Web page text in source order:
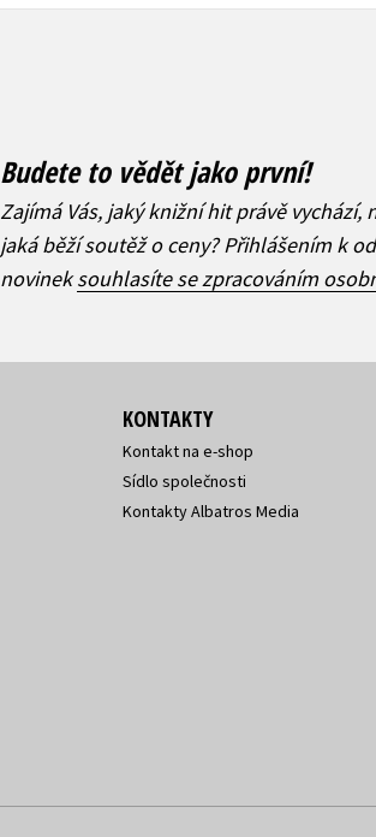
Budete to vědět jako první!
Zajímá Vás, jaký knižní hit právě vychází,
jaká běží soutěž o ceny? Přihlášením k
novineksouhlasíte se zpracováním
KONTAKTY
Kontakt na e-shop
Sídlo společnosti
Kontakty Albatros Media